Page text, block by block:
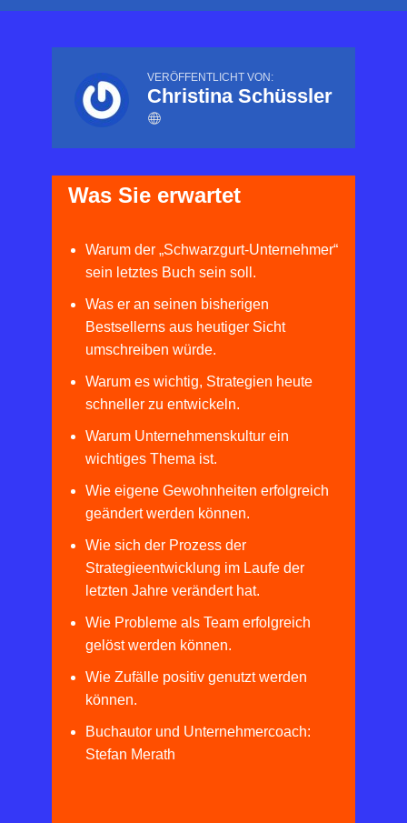
VERÖFFENTLICHT VON:
Christina Schüssler
Was Sie erwartet
Warum der „Schwarzgurt-Unternehmer“
sein letztes Buch sein soll.
Was er an seinen bisherigen
Bestsellerns aus heutiger Sicht
umschreiben würde.
Warum es wichtig, Strategien heute
schneller zu entwickeln.
Warum Unternehmenskultur ein
wichtiges Thema ist.
Wie eigene Gewohnheiten erfolgreich
geändert werden können.
Wie sich der Prozess der
Strategieentwicklung im Laufe der
letzten Jahre verändert hat.
Wie Probleme als Team erfolgreich
gelöst werden können.
Wie Zufälle positiv genutzt werden
können.
Buchautor und Unternehmercoach:
Stefan Merath